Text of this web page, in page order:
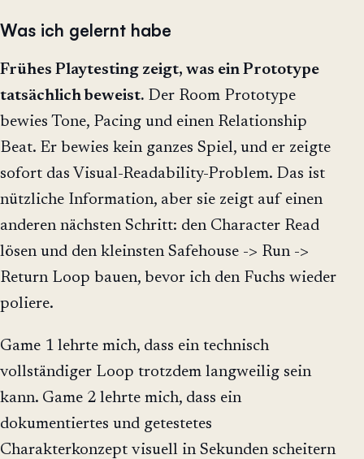
Was ich gelernt habe
Frühes Playtesting zeigt, was ein Prototype
tatsächlich beweist. Der Room Prototype
bewies Tone, Pacing und einen Relationship
Beat. Er bewies kein ganzes Spiel, und er zeigte
sofort das Visual-Readability-Problem. Das ist
nützliche Information, aber sie zeigt auf einen
anderen nächsten Schritt: den Character Read
lösen und den kleinsten Safehouse -> Run ->
Return Loop bauen, bevor ich den Fuchs wieder
poliere.
Game 1 lehrte mich, dass ein technisch
vollständiger Loop trotzdem langweilig sein
kann. Game 2 lehrte mich, dass ein
dokumentiertes und getestetes
Charakterkonzept visuell in Sekunden scheitern